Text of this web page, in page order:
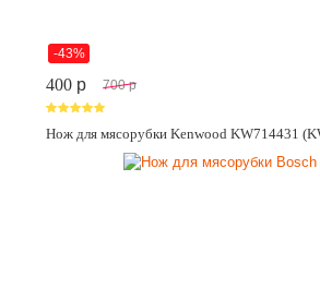
-43%
400 p 700 p
Нож для мясорубки Kenwood KW714431